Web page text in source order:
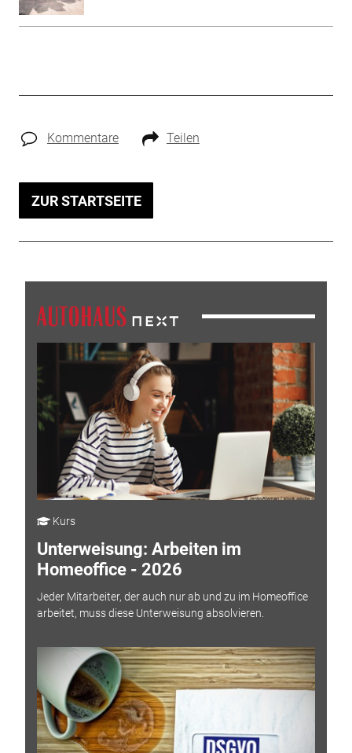
Kommentare Teilen
ZUR STARTSEITE
Kurs
Unterweisung: Arbeiten im
Homeoffice - 2026
Jeder Mitarbeiter, der auch nur ab und zu im Homeoffice
arbeitet, muss diese Unterweisung absolvieren.